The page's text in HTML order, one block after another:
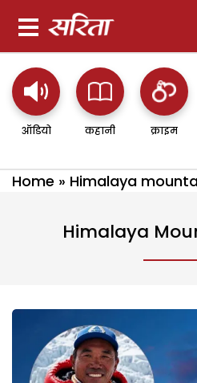
ऑडियो कहानी क्राइम
Home » Himalaya
Himalaya